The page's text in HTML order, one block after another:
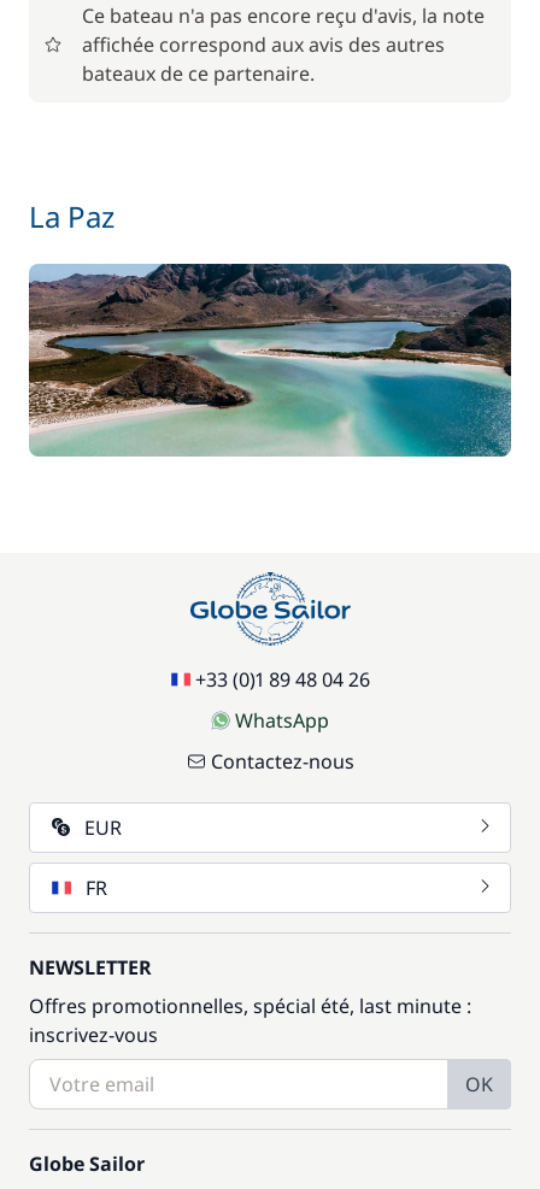
Forfait Nettoyage Retour 340,00 €
Kayak
À partir de
15,00 €
/ nuit
Paddle
À partir de
15,00 €
/ nuit
Skipper (repas non inclus)
Ce bateau n'a pas encore reçu d'avis, la note
affichée correspond aux avis des autres
bateaux de ce partenaire.
La Paz
+33 (0)1 89 48 04 26
WhatsApp
Contactez-nous
EUR
FR
NEWSLETTER
Offres promotionnelles, spécial été, last minute :
inscrivez-vous
OK
Globe Sailor